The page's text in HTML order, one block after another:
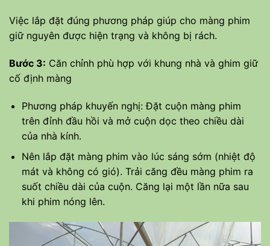
Việc lắp đặt đúng phương pháp giúp cho màng phim
giữ nguyên được hiện trạng và không bị rách.
Bước 3: Căn chỉnh phù hợp với khung nhà và ghim giữ
cố định màng
Phương pháp khuyến nghị: Đặt cuộn màng phim
trên đỉnh đầu hồi và mở cuộn dọc theo chiều dài
của nhà kính.
Nên lắp đặt màng phim vào lúc sáng sớm (nhiệt độ
mát và không có gió). Trải căng đều màng phim ra
suốt chiều dài của cuộn. Căng lại một lần nữa sau
khi phim nóng lên.